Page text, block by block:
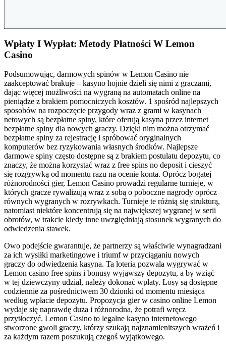
Wpłaty I Wypłat: Metody Płatności W Lemon
Casino
Podsumowując, darmowych spinów w Lemon Casino nie
zaakceptować brakuje – kasyno hojnie dzieli się nimi z graczami,
dając więcej możliwości na wygraną na automatach online na
pieniądze z brakiem pomocniczych kosztów. 1 spośród najlepszych
sposobów na rozpoczęcie przygody wraz z grami w kasynach
netowych są bezpłatne spiny, które oferują kasyna przez internet
bezpłatne spiny dla nowych graczy. Dzięki nim można otrzymać
bezpłatne spiny za rejestrację i spróbować oryginalnych
komputerów bez ryzykowania własnych środków. Najlepsze
darmowe spiny często dostępne są z brakiem postulatu depozytu, co
znaczy, że można korzystać wraz z free spins no deposit i cieszyć
się rozgrywką od momentu razu na ocenie konta. Oprócz bogatej
różnorodności gier, Lemon Casino prowadzi regularne turnieje, w
których gracze rywalizują wraz z sobą o poboczne nagrody oprócz
równych wygranych w rozrywkach. Turnieje te różnią się strukturą,
natomiast niektóre koncentrują się na największej wygranej w serii
obrotów, w trakcie kiedy inne uwzględniają stosunek wygranych do
odwiedzenia stawek.
Owo podejście gwarantuje, że partnerzy są właściwie wynagradzani
za ich wysiłki marketingowe i triumf w przyciąganiu nowych
graczy do odwiedzenia kasyna. Ta loteria pozwala wygrywać w
Lemon casino free spins i bonusy wyjąwszy depozytu, a by wziąć
w tej dziewczyny udział, należy dokonać wpłaty. Losy są dostępne
codziennie za pośrednictwem 30 dzionki od momentu miesiąca
według wpłacie depozytu. Propozycja gier w casino online Lemon
wydaje się naprawdę duża i różnorodna, że potrafi wręcz
przytłoczyć. Lemon Casino to legalne kasyno internetowego
stworzone gwoli graczy, którzy szukają najznamienitszych wrażeń i
za każdym razem poszukują czegoś wyjątkowego.